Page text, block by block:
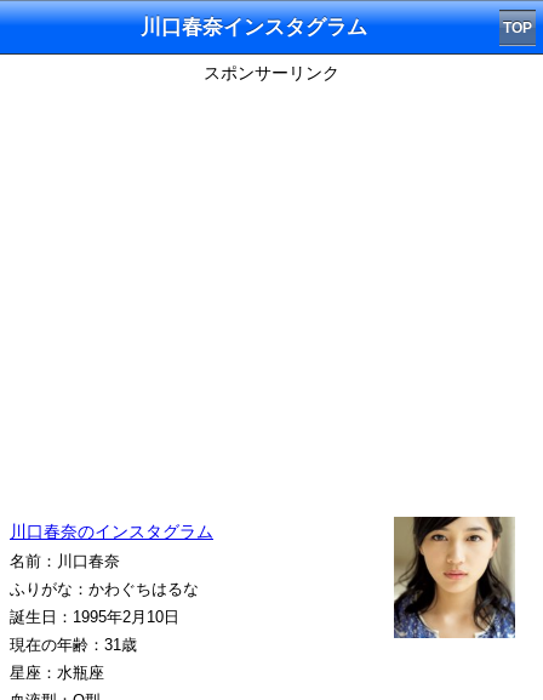
川口春奈インスタグラム TOP
スポンサーリンク
川口春奈のインスタグラム
名前：川口春奈
ふりがな：かわぐちはるな
誕生日：1995年2月10日
現在の年齢：31歳
星座：水瓶座